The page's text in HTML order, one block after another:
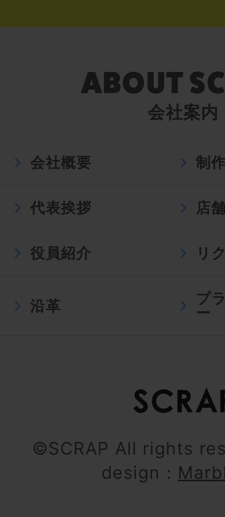
会社案内
会社概要 制
代表挨拶 店
役員紹介 リ
沿革
プ
ー
©SCRAP All rights
design：